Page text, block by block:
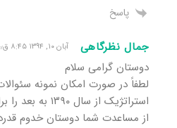
پاسخ
جمال نظرگاهی آبان ۱۰, ۱۳۹۴ ۸:۴۵ ق٫ظ
دوستان گرامی سلام
لطفاً در صورت امکان نمونه
استراتژیک از سال
از مساعدت شما دوستان خدوم